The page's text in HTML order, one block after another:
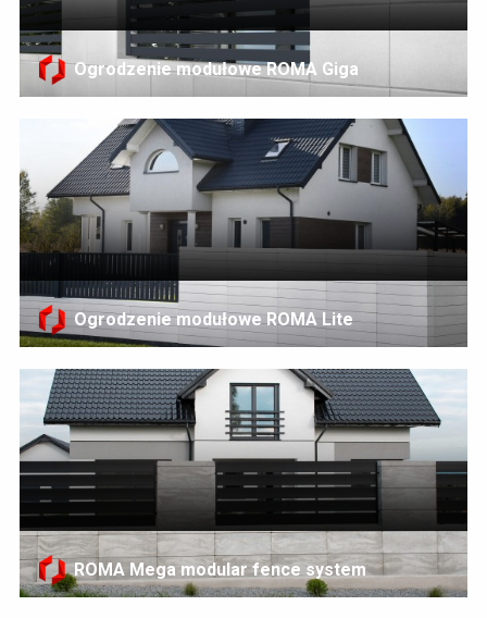
Ogrodzenie modułowe ROMA Giga
Ogrodzenie modułowe ROMA Lite
ROMA Mega modular fence system